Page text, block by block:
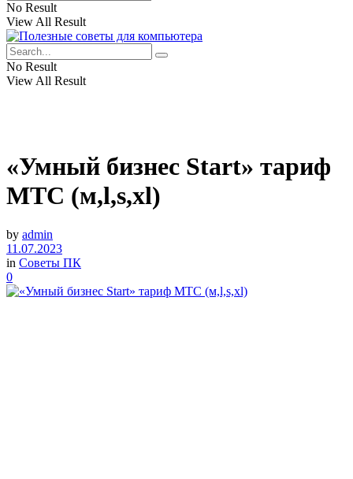
No Result
View All Result
No Result
View All Result
«Умный бизнес Start» тариф
МТС (м,l,s,xl)
by admin
11.07.2023
in Советы ПК
0